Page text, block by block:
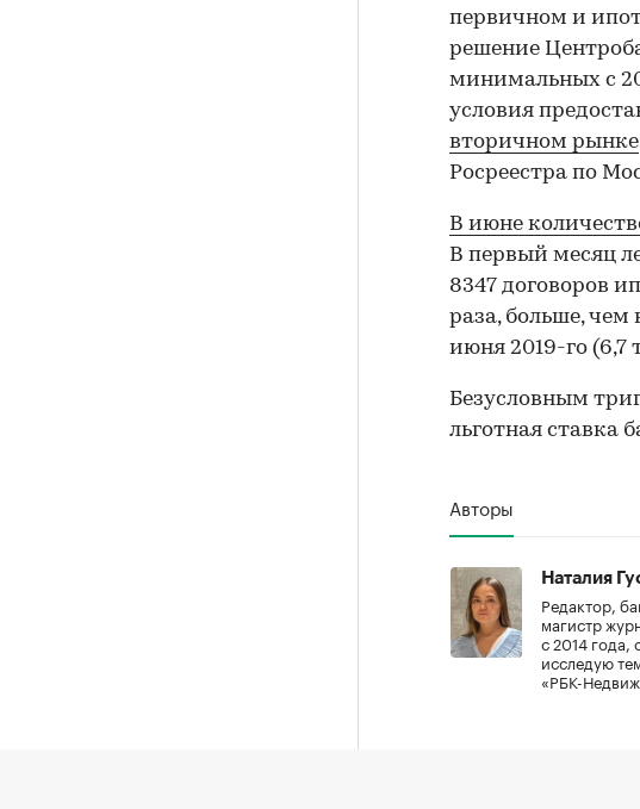
первичном и
решение
минимальных с
условия
вторичном рынке
Росреестра по
В июне
В первый месяц
8347 договоров
раза, больше, чем
июня 2019-го (6,7
Безусловным
льготная ставка
Авторы
Наталия
Редактор,
магистр
с 2014 года,
исследую
«РБК-